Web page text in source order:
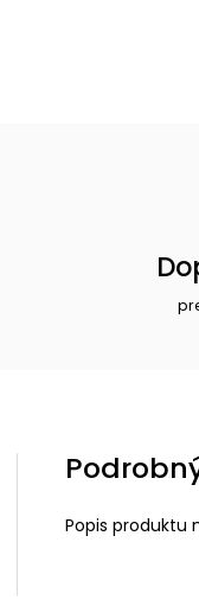
Popis produktu